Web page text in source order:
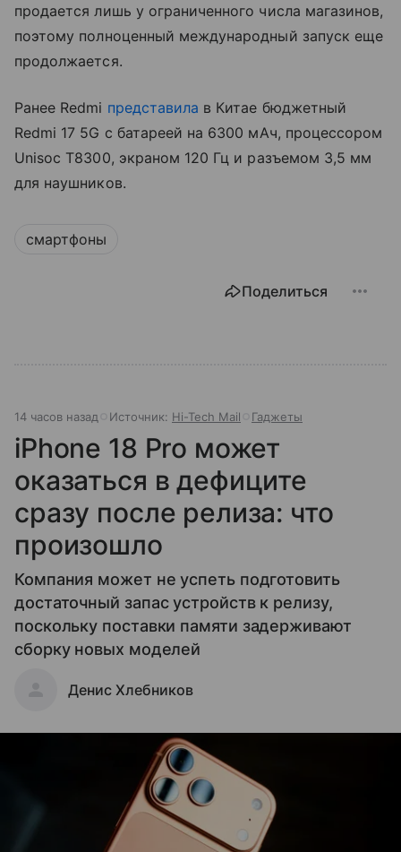
продается лишь у ограниченного числа магазинов,
поэтому полноценный международный запуск еще
продолжается.
Ранее Redmi представила в Китае бюджетный
Redmi 17 5G с батареей на 6300 мАч, процессором
Unisoc T8300, экраном 120 Гц и разъемом 3,5 мм
для наушников.
смартфоны
Поделиться
14 часов назад Источник: Hi-Tech Mail Гаджеты
iPhone 18 Pro может
оказаться в дефиците
сразу после релиза: что
произошло
Компания может не успеть подготовить
достаточный запас устройств к релизу,
поскольку поставки памяти задерживают
сборку новых моделей
Денис Хлебников